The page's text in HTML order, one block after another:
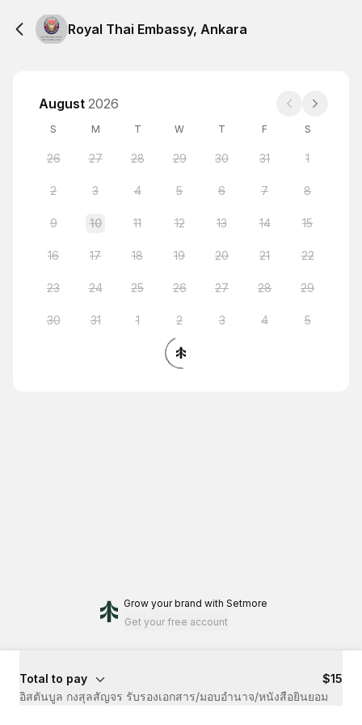
Royal Thai Embassy, Ankara
August 2026
S M T W T F S
26 27 28 29 30 31 1
2 3 4 5 6 7 8
9 10 11 12 13 14 15
16 17 18 19 20 21 22
23 24 25 26 27 28 29
30 31 1 2 3 4 5
Grow your brand with Setmore
Get your free account
Total to pay
$15
อิสตันบูล กงสุลสัญจร รับรองเอกสาร/มอบอำนาจ/หนังสือยินยอม